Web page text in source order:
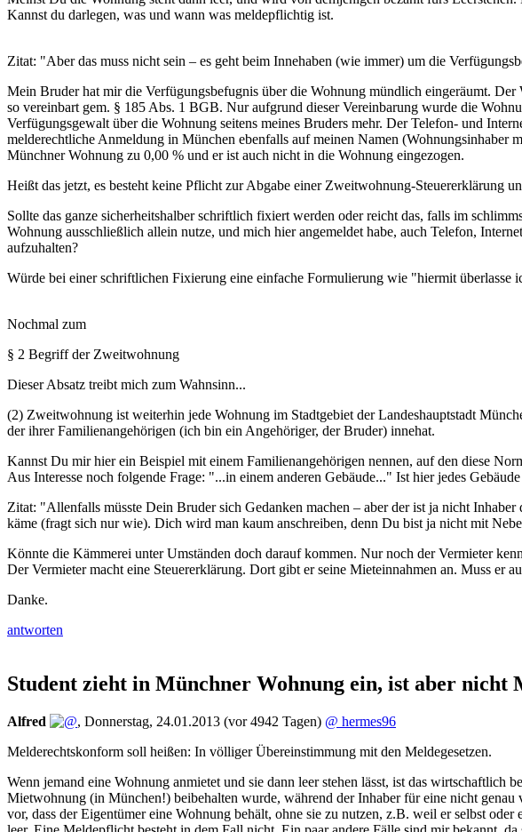
Kannst du darlegen, was und wann was meldepflichtig ist.
Zitat: "Aber das muss nicht sein – es geht beim Innehaben (wie immer) um die
Mein Bruder hat mir die Verfügungsbefugnis über die Wohnung mündlich eingeräumt.
so vereinbart gem. § 185 Abs. 1 BGB. Nur aufgrund dieser Vereinbarung wurde die
Verfügungsgewalt über die Wohnung seitens meines Bruders mehr. Der Telefon- und
melderechtliche Anmeldung in München ebenfalls auf meinen Namen
Münchner Wohnung zu 0,00 % und er ist auch nicht in die Wohnung eingezogen.
Heißt das jetzt, es besteht keine Pflicht zur Abgabe einer Zweitwohnung-Steuererklärung
Sollte das ganze sicherheitshalber schriftlich fixiert werden oder reicht das, falls im
Wohnung ausschließlich allein nutze, und mich hier angemeldet habe, auch Telefon,
aufzuhalten?
Würde bei einer schriftlichen Fixierung eine einfache Formulierung wie "hiermit
Nochmal zum
§ 2 Begriff der Zweitwohnung
Dieser Absatz treibt mich zum Wahnsinn...
(2) Zweitwohnung ist weiterhin jede Wohnung im Stadtgebiet der Landeshauptstadt
der ihrer Familienangehörigen (ich bin ein Angehöriger, der Bruder) innehat.
Kannst Du mir hier ein Beispiel mit einem Familienangehörigen nennen, auf den diese
Aus Interesse noch folgende Frage: "...in einem anderen Gebäude..." Ist hier jedes
Zitat: "Allenfalls müsste Dein Bruder sich Gedanken machen – aber der ist ja nicht
käme (fragt sich nur wie). Dich wird man kaum anschreiben, denn Du bist ja nicht mit
Könnte die Kämmerei unter Umständen doch darauf kommen. Nur noch der Vermieter
Der Vermieter macht eine Steuererklärung. Dort gibt er seine Mieteinnahmen an. Muss er
Danke.
antworten
Student zieht in Münchner Wohnung ein, ist aber nicht
Alfred , Donnerstag, 24.01.2013 (vor 4942 Tagen) @ hermes96
Melderechtskonform soll heißen: In völliger Übereinstimmung mit den Meldegesetzen.
Wenn jemand eine Wohnung anmietet und sie dann leer stehen lässt, ist das
Mietwohnung (in München!) beibehalten wurde, während der Inhaber für eine nicht
vor, dass der Eigentümer eine Wohnung behält, ohne sie zu nutzen, z.B. weil er selbst